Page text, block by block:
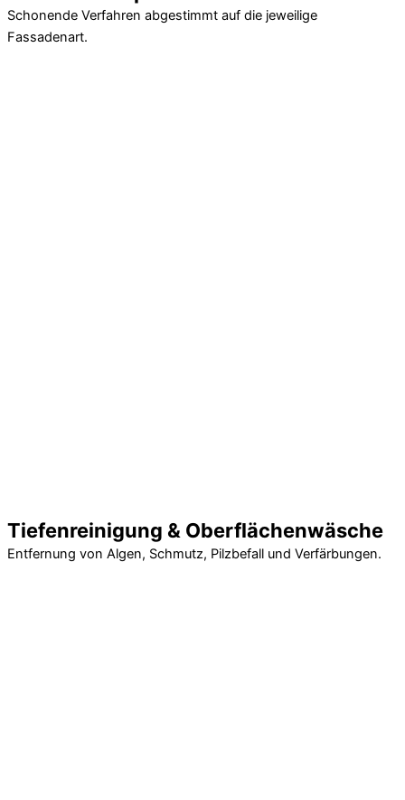
Schonende Verfahren abgestimmt auf die jeweilige
Fassadenart.
Tiefenreinigung & Oberflächenwäsche
Entfernung von Algen, Schmutz, Pilzbefall und Verfärbungen.